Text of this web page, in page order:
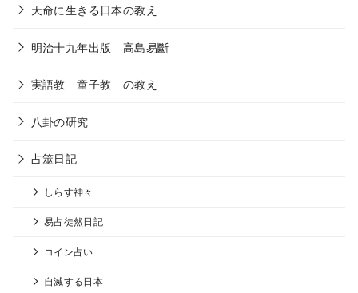
天命に生きる日本の教え
明治十九年出版 高島易斷
実語教 童子教 の教え
八卦の研究
占筮日記
しらす神々
易占徒然日記
コイン占い
自滅する日本